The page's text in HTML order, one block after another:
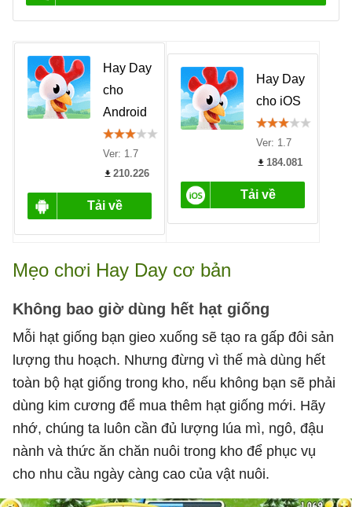
Mẹo chơi Hay Day cơ bản
Không bao giờ dùng hết hạt giống
Mỗi hạt giống bạn gieo xuống sẽ tạo ra gấp đôi sản
lượng thu hoạch. Nhưng đừng vì thế mà dùng hết
toàn bộ hạt giống trong kho, nếu không bạn sẽ phải
dùng kim cương để mua thêm hạt giống mới. Hãy
nhớ, chúng ta luôn cần đủ lượng lúa mì, ngô, đậu
nành và thức ăn chăn nuôi trong kho để phục vụ
cho nhu cầu ngày càng cao của vật nuôi.